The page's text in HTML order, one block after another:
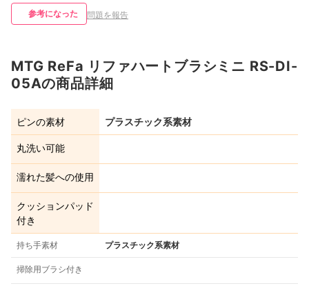
参考になった 問題を報告
MTG ReFa リファハートブラシミニ RS-DI-
05Aの商品詳細
ピンの素材 プラスチック系素材
丸洗い可能
濡れた髪への使用
クッションパッド
付き
持ち手素材 プラスチック系素材
掃除用ブラシ付き